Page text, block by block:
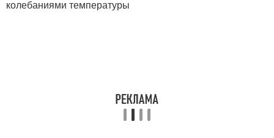
колебаниями температуры